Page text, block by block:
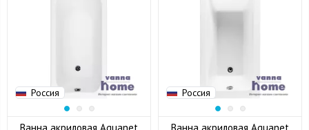
Россия Россия